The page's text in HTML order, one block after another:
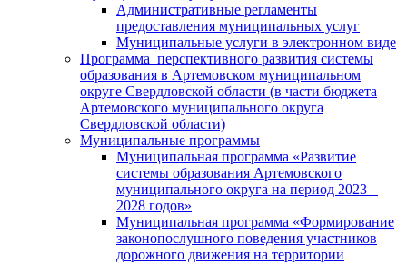
Административные регламенты
предоставления муниципальных услуг
Муниципальные услуги в электронном виде
Программа перспективного развития системы
образования в Артемовском муниципальном
округе Свердловской области (в части бюджета
Артемовского муниципального округа
Свердловской области)
Муниципальные программы
Муниципальная программа «Развитие
системы образования Артемовского
муниципального округа на период 2023 –
2028 годов»
Муниципальная программа «Формирование
законопослушного поведения участников
дорожного движения на территории